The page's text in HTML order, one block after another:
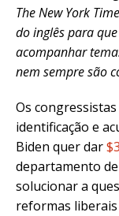
The New York
do inglês para
acompanhar
nem sempre são
Os
identificação e
Biden quer dar
departamento
solucionar a
reformas